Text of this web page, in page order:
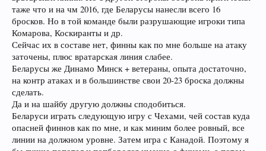
таже что и на чм 2016, где Беларусы нанесли всего 16
бросков. Но в той команде были разрушающие игроки типа
Комарова, Коскиранты и др.
Сейчас их в составе нет, финны как по мне больше на атаку
заточены, плюс вратарская линия слабее.
Беларусы же Динамо Минск + ветераны, опыта достаточно,
на контр атаках и в большинстве свои 20-23 броска должны
сделать.
Да и на шайбу другую должны сподобиться.
Беларуси играть следующую игру с Чехами, чей состав куда
опасней финнов как по мне, и как миним более ровный, все
линии на должном уровне. Затем игра с Канадой. Поэтому я